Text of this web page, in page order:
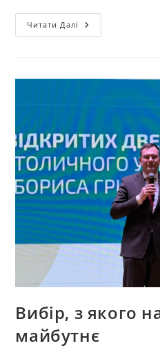
Читати Далі
Вибір, з якого
майбутнє